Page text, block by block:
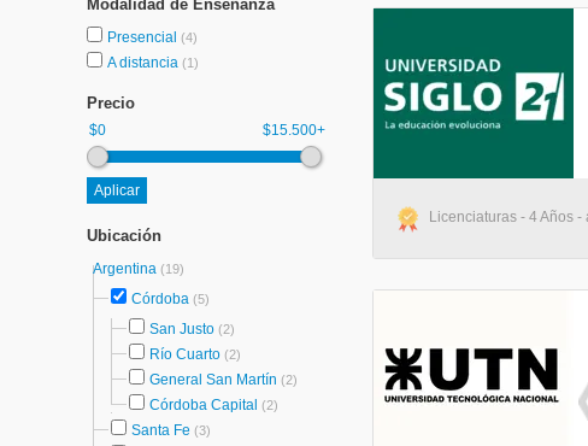
Modalidad de Enseñanza
Presencial (4)
A distancia (1)
Precio
$0 $15.500+
Ubicación
Argentina (19)
Córdoba (5)
San Justo (2)
Río Cuarto (2)
General San Martín (2)
Córdoba Capital (2)
Santa Fe (3)
Licenciaturas - 4 Años -